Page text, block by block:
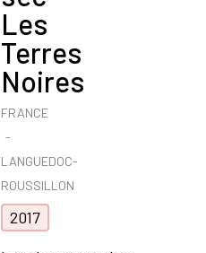
Les
Terres
Noires
FRANCE
LANGUEDOC-
ROUSSILLON
2017